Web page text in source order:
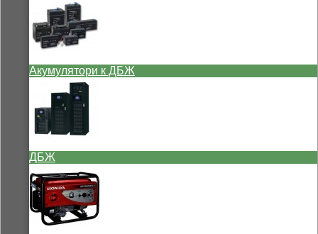
Акумулятори к ДБЖ
ДБЖ